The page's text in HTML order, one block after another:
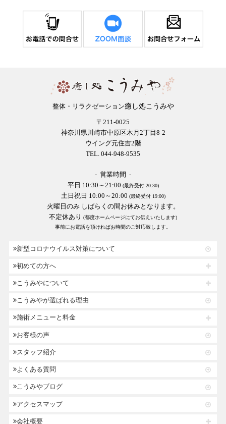
整体・リラクゼーション癒し処こうみや
〒211-0025
神奈川県川崎市中原区木月2丁目8-2
ウイング元住吉2階
TEL. 044-948-9535
- 営業時間 -
平日 10:30～21:00 (最終受付 20:30)
土日祝日 10:00～20:00 (最終受付 19:00)
火曜日のみ しばらくの間お休みとなります。
不定休あり (都度ホームページにてお伝えいたします)
事前にお電話を頂ければお時間のご対応致します。
新型コロナウイルス対策について
初めての方へ
こうみやについて
こうみやが選ばれる理由
施術メニューと料金
お客様の声
スタッフ紹介
よくある質問
こうみやブログ
アクセスマップ
会社概要